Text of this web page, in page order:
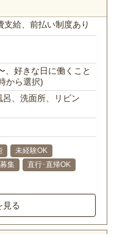
支給、前払い制度あり
、好きな日に働くこと
から選択)
、洗面所、リビン
未経験OK
集
直行･直帰OK
見る